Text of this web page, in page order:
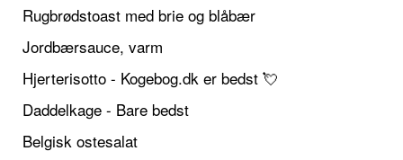
Rugbrødstoast med brie og blåbær
Jordbærsauce, varm
Hjerterisotto - Kogebog.dk er bedst 💘
Daddelkage - Bare bedst
Belgisk ostesalat